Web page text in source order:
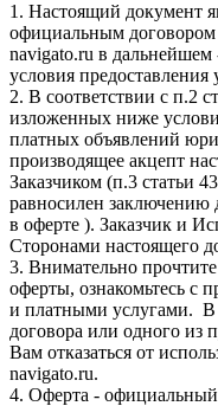
1. Настоящий документ
официальным договором
navigato.ru в
условия предоставления
2. В соответствии с п.2
изложенных ниже
платных объявлений
производящее акцепт
Заказчиком (п.3 статьи
равносилен заключению
в оферте ). Заказчик и
Сторонами настоящего
3. Внимательно
оферты, ознакомьтесь с
и платными услугами. В
договора или одного из
Вам отказаться от
navigato.ru.
4. Оферта -